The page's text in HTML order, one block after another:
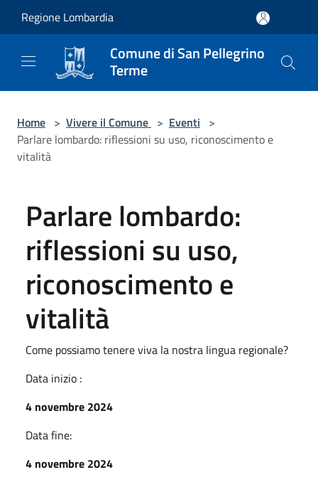
Regione Lombardia
Comune di San Pellegrino
Terme
Home > Vivere il Comune > Eventi >
Parlare lombardo: riflessioni su uso, riconoscimento e
vitalità
Parlare lombardo:
riflessioni su uso,
riconoscimento e
vitalità
Come possiamo tenere viva la nostra lingua regionale?
Data inizio :
4 novembre 2024
Data fine:
4 novembre 2024